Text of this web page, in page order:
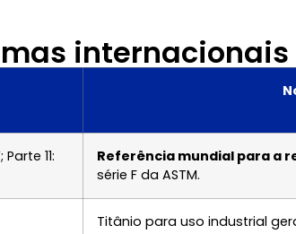
11:
Referência mundial para a
série F da ASTM.
Titânio para uso industrial